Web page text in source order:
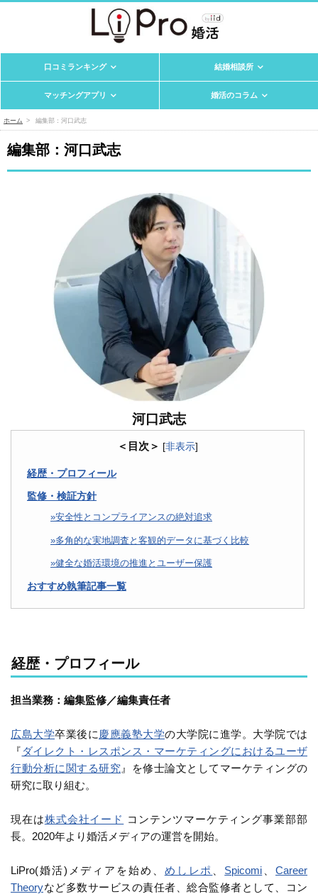
口コミランキング 結婚相談所
マッチングアプリ 婚活のコラム
ホーム 編集部：河口武志
編集部：河口武志
河口武志
＜目次＞ [非表示]
経歴・プロフィール
監修・検証方針
安全性とコンプライアンスの絶対追求
多角的な実地調査と客観的データに基づく比較
健全な婚活環境の推進とユーザー保護
おすすめ執筆記事一覧
経歴・プロフィール
担当業務：編集監修／編集責任者
広島大学卒業後に 慶應義塾大学の大学院に進学。大学院では
『 ダイレクト・レスポンス・マーケティングにおけるユーザ
行動分析に関する研究 』を修士論文としてマーケティングの
研究に取り組む。
現在は株式会社イード コンテンツマーケティング事業部部
長。2020年より婚活メディアの運営を開始。
LiPro(婚活)メディアを始め、 めしレポ Spicomi 、Career
Theoryなど多数サービスの責任者、総合監修者として、コン